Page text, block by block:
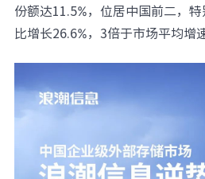
元脑品牌升级公告
份额达11.5%，位居中国前二，
比增长26.6%，3倍于市场平均增